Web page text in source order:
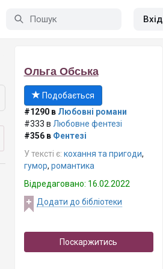
Вхід
Ольга Обська
Подобається
#1290 в Любовні романи
#333 в Любовне фентезі
#356 в Фентезі
У тексті є: кохання та пригоди,
гумор, романтика
Відредаговано: 16.02.2022
Додати до бібліотеки
Поскаржитись